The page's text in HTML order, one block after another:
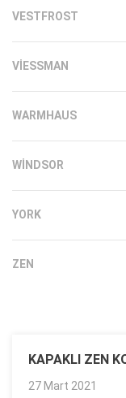
VESTFROST
VIESSMAN
WARMHAUS
WINDSOR
YORK
ZEN
KAPAKLI ZEN
27 Mart 2021